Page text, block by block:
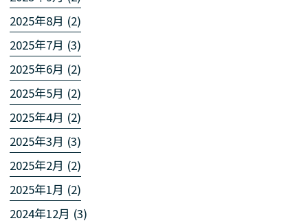
2025年8月 (2)
2025年7月 (3)
2025年6月 (2)
2025年5月 (2)
2025年4月 (2)
2025年3月 (3)
2025年2月 (2)
2025年1月 (2)
2024年12月 (3)